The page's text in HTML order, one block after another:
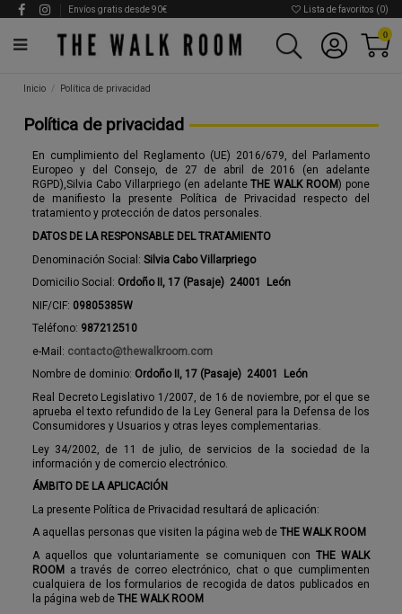
Envíos gratis desde 90€ Lista de favoritos (0)
0
Inicio Política de privacidad
Política de privacidad
En cumplimiento del Reglamento (UE) 2016/679, del Parlamento
Europeo y del Consejo, de 27 de abril de 2016 (en adelante
RGPD),Silvia Cabo Villarpriego (en adelanteTHE WALK ROOM) pone
de manifiesto la presente Política de Privacidad respecto del
tratamiento y protección de datos personales.
DATOS DE LA RESPONSABLE DEL TRATAMIENTO
Denominación Social:Silvia Cabo Villarpriego
Domicilio Social: Ordoño II, 17 (Pasaje) 24001 León
NIF/CIF: 09805385W
Teléfono: 987212510
e-Mail: contacto@thewalkroom.com
Nombre de dominio: Ordoño II, 17 (Pasaje) 24001 León
Real Decreto Legislativo 1/2007, de 16 de noviembre, por el que se
aprueba el texto refundido de la Ley General para la Defensa de los
Consumidores y Usuarios y otras leyes complementarias.
Ley 34/2002, de 11 de julio, de servicios de la sociedad de la
información y de comercio electrónico.
ÁMBITO DE LA APLICACIÓN
La presente Política de Privacidad resultará de aplicación:
A aquellas personas que visiten la página web deTHE WALK ROOM
A aquellos que voluntariamente se comuniquen con THE WALK
ROOM
a través de correo electrónico, chat o que cumplimenten
cualquiera de los formularios de recogida de datos publicados en
la página web deTHE WALK ROOM